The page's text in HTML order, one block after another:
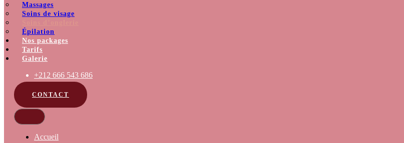
Massages
Soins de visage
Épilation
Nos packages
Tarifs
Galerie
+212 666 543 686
CONTACT
Accueil